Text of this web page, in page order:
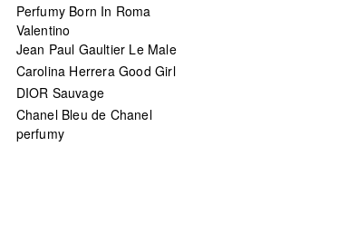
Perfumy Born In Roma
Valentino
Jean Paul Gaultier Le Male
Carolina Herrera Good Girl
DIOR Sauvage
Chanel Bleu de Chanel
perfumy